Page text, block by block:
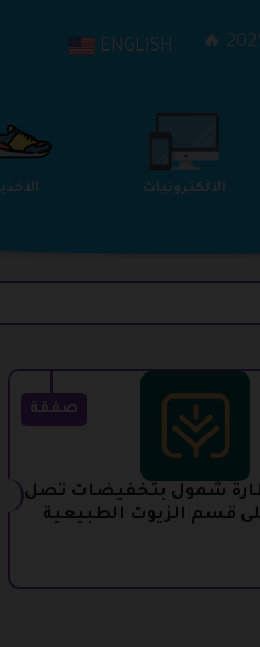
ENGLISH
الامهات والاطفال
صفقة
شمول بتخفيضات تصل